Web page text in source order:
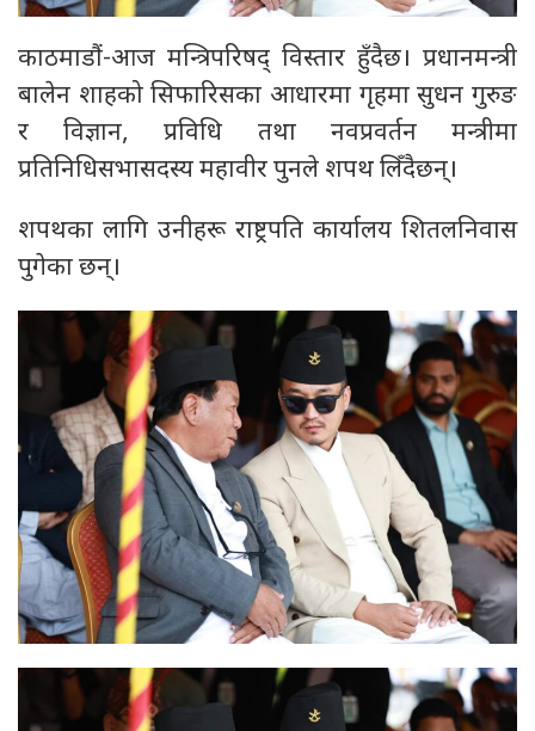
काठमाडौं-आज मन्त्रिपरिषद् विस्तार हुँदैछ। प्रधानमन्त्री
बालेन शाहको सिफारिसका आधारमा गृहमा सुधन गुरुङ
र विज्ञान, प्रविधि तथा नवप्रवर्तन मन्त्रीमा
प्रतिनिधिसभासदस्य महावीर पुनले शपथ लिँदैछन्।
शपथका लागि उनीहरू राष्ट्रपति कार्यालय शितलनिवास
पुगेका छन्।